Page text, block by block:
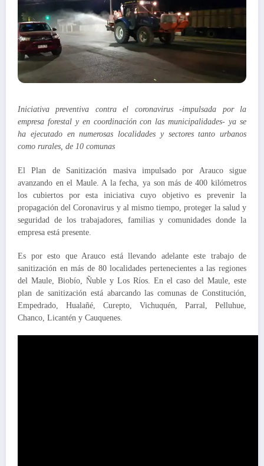
Iniciativa preventiva contra el coronavirus -impulsada por la
empresa forestal y en coordinación con las municipalidades- ya se
ha ejecutado en numerosas localidades y sectores tanto urbanos
como rurales, de 10 comunas
El Plan de Sanitización masiva impulsado por Arauco sigue
avanzando en el Maule. A la fecha, ya son más de 400 kilómetros
los cubiertos por esta iniciativa cuyo objetivo es prevenir la
propagación del Coronavirus y al mismo tiempo, proteger la salud y
seguridad de los trabajadores, familias y comunidades donde la
empresa está presente.
Es por esto que Arauco está llevando adelante este trabajo de
sanitización en más de 80 localidades pertenecientes a las regiones
del Maule, Biobío, Ñuble y Los Ríos. En el caso del Maule, este
plan de sanitización está abarcando las comunas de Constitución,
Empedrado, Hualañé, Curepto, Vichuquén, Parral, Pelluhue,
Chanco, Licantén y Cauquenes.